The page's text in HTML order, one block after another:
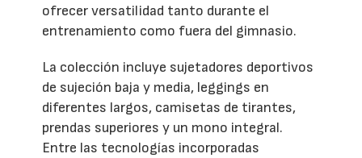
ofrecer versatilidad tanto durante el
entrenamiento como fuera del gimnasio.
La colección incluye sujetadores deportivos
de sujeción baja y media, leggings en
diferentes largos, camisetas de tirantes,
prendas superiores y un mono integral.
Entre las tecnologías incorporadas